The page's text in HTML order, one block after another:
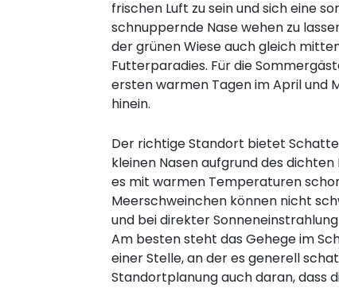
frischen Luft zu sein und sich eine
schnuppernde Nase wehen zu
der grünen Wiese auch gleich
Futterparadies. Für die
ersten warmen Tagen im April und
hinein.
Der richtige Standort bietet
kleinen Nasen aufgrund des
es mit warmen Temperaturen
Meerschweinchen können nicht
und bei direkter
Am besten steht das Gehege im
einer Stelle, an der es generell
Standortplanung auch daran, dass